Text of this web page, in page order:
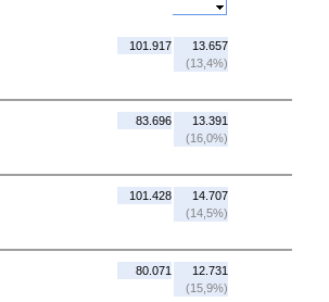
101.917
13.657
(13,4%)
83.696
13.391
(16,0%)
101.428
14.707
(14,5%)
80.071
12.731
(15,9%)